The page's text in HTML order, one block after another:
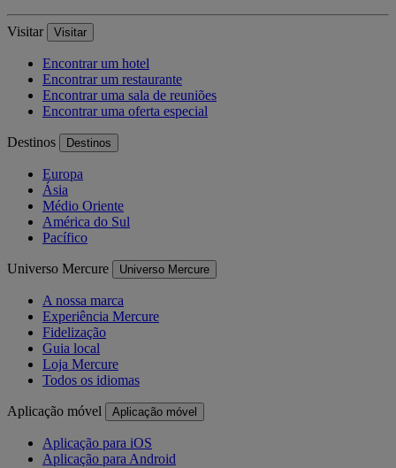
Visitar Visitar
Encontrar um hotel
Encontrar um restaurante
Encontrar uma sala de reuniões
Encontrar uma oferta especial
Destinos Destinos
Europa
Ásia
Médio Oriente
América do Sul
Pacífico
Universo Mercure Universo Mercure
A nossa marca
Experiência Mercure
Fidelização
Guia local
Loja Mercure
Todos os idiomas
Aplicação móvel Aplicação móvel
Aplicação para iOS
Aplicação para Android